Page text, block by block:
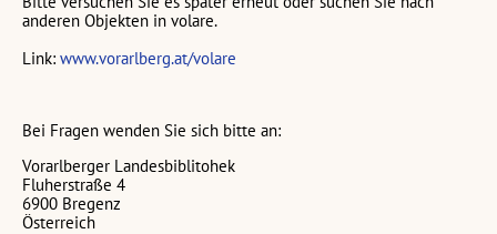
anderen Objekten in volare.
Link: www.vorarlberg.at/volare
Bei Fragen wenden Sie sich bitte an:
Vorarlberger Landesbiblitohek
Fluherstraße 4
6900 Bregenz
Österreich